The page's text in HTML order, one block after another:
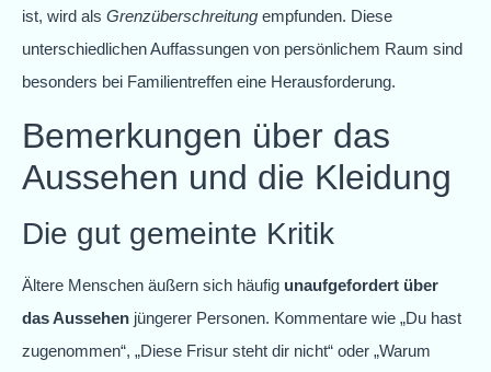
ist, wird als Grenzüberschreitung empfunden. Diese
unterschiedlichen Auffassungen von persönlichem Raum sind
besonders bei Familientreffen eine Herausforderung.
Bemerkungen über das
Aussehen und die Kleidung
Die gut gemeinte Kritik
Ältere Menschen äußern sich häufig unaufgefordert über
das Aussehen jüngerer Personen. Kommentare wie „Du hast
zugenommen“, „Diese Frisur steht dir nicht“ oder „Warum